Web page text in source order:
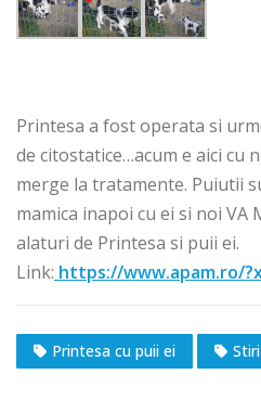
Printesa a fost operata si
de citostatice…acum e aici cu
merge la tratamente. Puiutii
mamica inapoi cu ei si noi VA
alaturi de Printesa si puii ei.
Link: https://www.apam.ro/
Printesa cu puii ei